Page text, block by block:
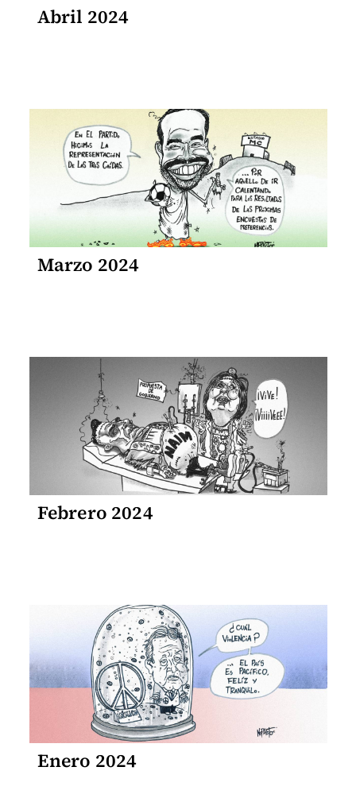
Abril 2024
Marzo 2024
Febrero 2024
Enero 2024